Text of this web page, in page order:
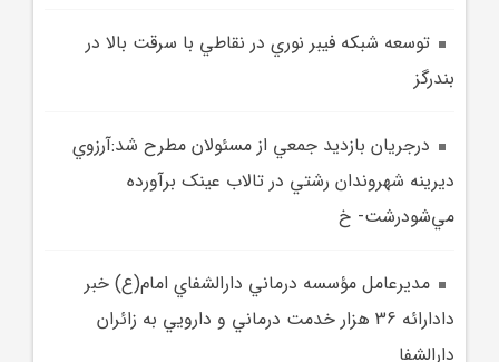
توسعه شبکه فيبر نوري در نقاطي با سرقت بالا در
بندرگز
درجريان بازديد جمعي از مسئولان مطرح شد:آرزوي
ديرينه شهروندان رشتي در تالاب عينک برآورده
مي‌شودرشت- خ
مديرعامل مؤسسه درماني دارالشفاي امام(ع) خبر
دادارائه 36 هزار خدمت درماني و دارويي به زائران
دارالشفا